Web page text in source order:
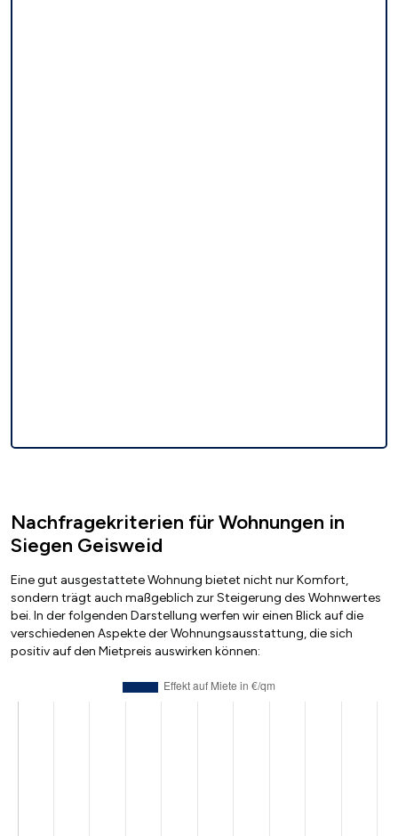
Nachfragekriterien für Wohnungen in
Siegen Geisweid
Eine gut ausgestattete Wohnung bietet nicht nur Komfort,
sondern trägt auch maßgeblich zur Steigerung des Wohnwertes
bei. In der folgenden Darstellung werfen wir einen Blick auf die
verschiedenen Aspekte der Wohnungsausstattung, die sich
positiv auf den Mietpreis auswirken können: